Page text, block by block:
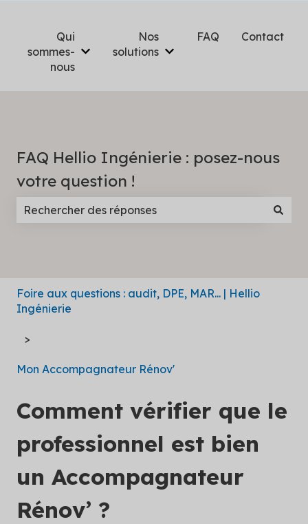
Qui
sommes-
nous
Afficher le sous-menu pour Qui sommes-
Nos
solutions
Afficher le sous-menu
FAQ Contact
FAQ Hellio Ingénierie : posez-nous
votre question !
Foire aux questions : audit, DPE, MAR... | Hellio
Ingénierie
Mon Accompagnateur Rénov'
Comment vérifier que le
professionnel est bien
un Accompagnateur
Rénov’ ?